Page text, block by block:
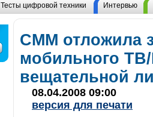
Тесты цифровой техники Интервью
СММ отложила
мобильного
вещательной
08.04.2008 09:00
версия для печати